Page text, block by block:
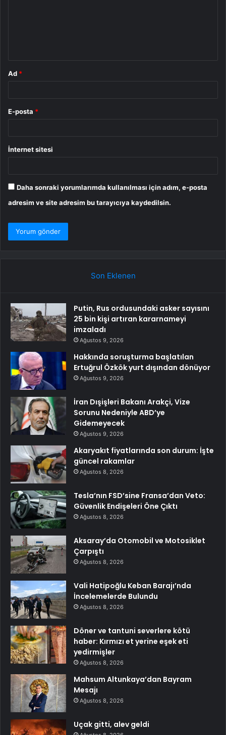
Ad *
E-posta *
İnternet sitesi
Daha sonraki yorumlarımda kullanılması için adım, e-posta
adresim ve site adresim bu tarayıcıya kaydedilsin.
Son Eklenen
Putin, Rus ordusundaki asker sayısını
25 bin kişi artıran kararnameyi
imzaladı
Ağustos 9, 2026
Hakkında soruşturma başlatılan
Ertuğrul Özkök yurt dışından dönüyor
Ağustos 9, 2026
İran Dışişleri Bakanı Arakçi, Vize
Sorunu Nedeniyle ABD’ye
Gidemeyecek
Ağustos 9, 2026
Akaryakıt fiyatlarında son durum: İşte
güncel rakamlar
Ağustos 8, 2026
Tesla’nın FSD’sine Fransa’dan Veto:
Güvenlik Endişeleri Öne Çıktı
Ağustos 8, 2026
Aksaray’da Otomobil ve Motosiklet
Çarpıştı
Ağustos 8, 2026
Vali Hatipoğlu Keban Barajı’nda
İncelemelerde Bulundu
Ağustos 8, 2026
Döner ve tantuni severlere kötü
haber: Kırmızı et yerine eşek eti
yedirmişler
Ağustos 8, 2026
Mahsum Altunkaya’dan Bayram
Mesajı
Ağustos 8, 2026
Uçak gitti, alev geldi